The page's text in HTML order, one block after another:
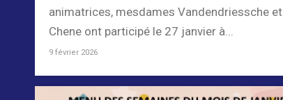
animatrices, mesdames Vandendriessche et
Chene ont participé le 27 janvier à...
9 février 2026